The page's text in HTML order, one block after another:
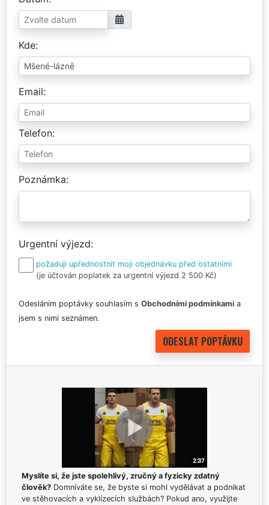
Kde
Email
Telefon
Poznámka
Urgentní výjezd
požaduji upřednostnit moji objednávku před ostatními
(je účtován poplatek za urgentní výjezd 2 500 Kč)
Odesláním poptávky souhlasím s Obchodními podmínkami a
jsem s nimi seznámen.
Myslíte si, že jste spolehlivý, zručný a fyzicky zdatný
člověk? Domníváte se, že byste si mohl vydělávat a podnikat
ve stěhovacích a vyklízecích službách? Pokud ano, využijte